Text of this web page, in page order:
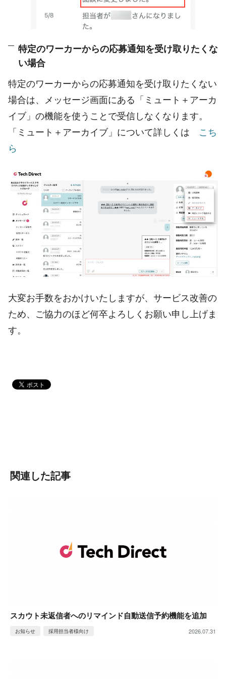
特定のワーカーからの応募通知を受け取りたくな
い場合
特定のワーカーからの応募通知を受け取りたくない
場合は、メッセージ画面にある「ミュート＋アーカ
イブ」の機能を使うことで受信しなくなります。
「ミュート＋アーカイブ」について詳しくは こち
ら
大変お手数をおかけいたしますが、サービス改善の
ため、ご協力のほど何卒よろしくお願い申し上げま
す。
関連した記事
スカウト未返信者へのリマインド自動送信予約機能を追加
お知らせ 採用担当者様向け 2026.07.31